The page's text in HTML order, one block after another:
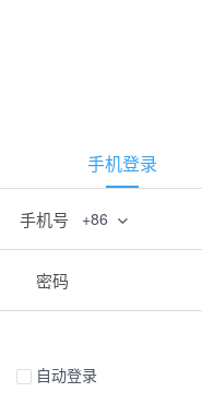
手机登录
手机号 +86
密码
自动登录